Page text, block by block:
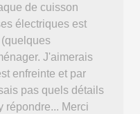
de cuisson
électriques est
J'aimerais
enfreinte et par
pas quels détails
répondre... Merci